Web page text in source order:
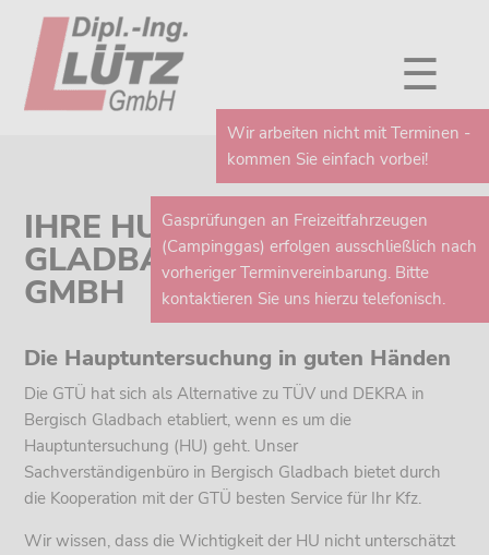
☰
Wir arbeiten nicht mit Terminen -
kommen Sie einfach vorbei!
Gasprüfungen an Freizeitfahrzeugen
(Campinggas) erfolgen ausschließlich nach
vorheriger Terminvereinbarung. Bitte
kontaktieren Sie uns hierzu telefonisch.
IHRE HU IN BERGISCH
GLADBACH BEI DER LÜTZ
GMBH
Die Hauptuntersuchung in guten Händen
Die GTÜ hat sich als Alternative zu TÜV und DEKRA in
Bergisch Gladbach etabliert, wenn es um die
Hauptuntersuchung (HU) geht. Unser
Sachverständigenbüro in Bergisch Gladbach bietet durch
die Kooperation mit der GTÜ besten Service für Ihr Kfz.
Wir wissen, dass die Wichtigkeit der HU nicht unterschätzt